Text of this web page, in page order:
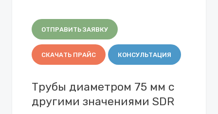
ОТПРАВИТЬ ЗАЯВКУ
СКАЧАТЬ ПРАЙС КОНСУЛЬТАЦИЯ
Трубы диаметром 75 мм с
другими значениями SDR